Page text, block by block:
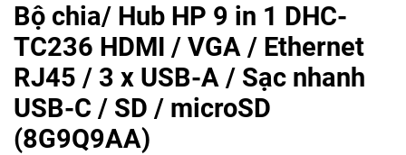
Bộ chia/ Hub HP 9 in 1 DHC-
TC236 HDMI / VGA / Ethernet
RJ45 / 3 x USB-A / Sạc nhanh
USB-C / SD / microSD
(8G9Q9AA)